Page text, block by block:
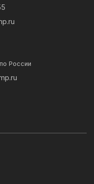
России